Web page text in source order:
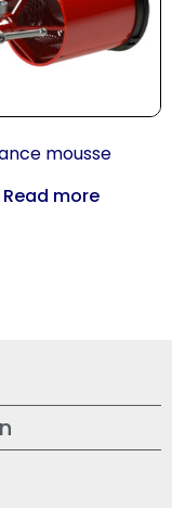
mousse
Read more